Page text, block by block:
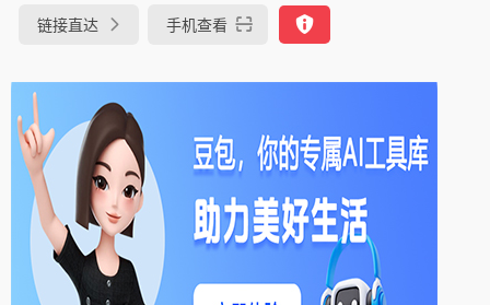
链接直达 手机查看